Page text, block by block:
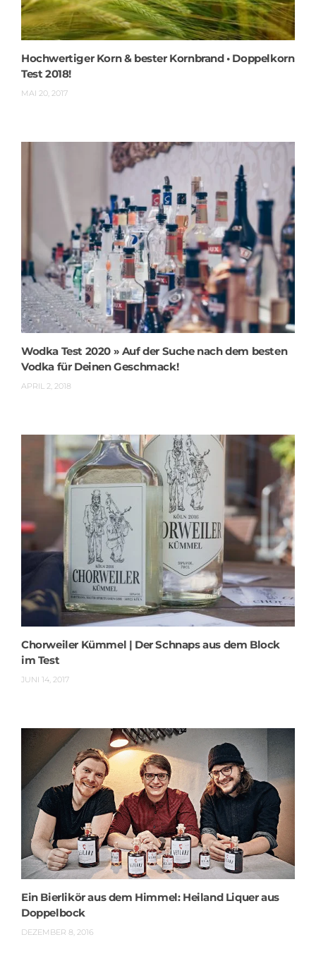
Hochwertiger Korn & bester Kornbrand • Doppelkorn
Test 2018!
MAI 20, 2017
Wodka Test 2020 » Auf der Suche nach dem besten
Vodka für Deinen Geschmack!
APRIL 2, 2018
Chorweiler Kümmel | Der Schnaps aus dem Block
im Test
JUNI 14, 2017
Ein Bierlikör aus dem Himmel: Heiland Liquer aus
Doppelbock
DEZEMBER 8, 2016